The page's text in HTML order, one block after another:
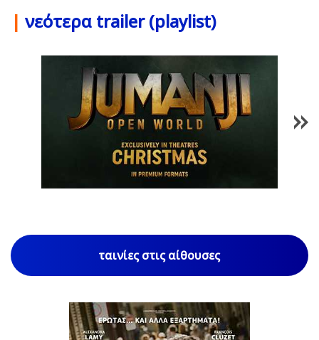
| νεότερα trailer (playlist)
1/85
ταινίες στις αίθουσες